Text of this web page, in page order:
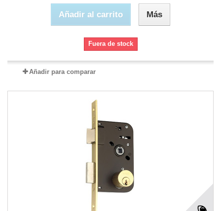
Añadir al carrito Más
Fuera de stock
Añadir para comparar